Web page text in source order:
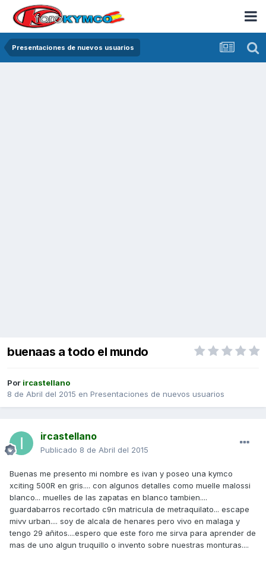
Presentaciones de nuevos usuarios
buenaas a todo el mundo
Por ircastellano
8 de Abril del 2015 en Presentaciones de nuevos usuarios
ircastellano
Publicado 8 de Abril del 2015
Buenas me presento mi nombre es ivan y poseo una kymco
xciting 500R en gris.... con algunos detalles como muelle malossi
blanco... muelles de las zapatas en blanco tambien....
guardabarros recortado c9n matricula de metraquilato... escape
mivv urban.... soy de alcala de henares pero vivo en malaga y
tengo 29 añitos....espero que este foro me sirva para aprender de
mas de uno algun truquillo o invento sobre nuestras monturas....